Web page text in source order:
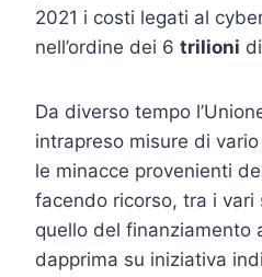
2021 i costi legati al
nell’ordine dei 6 trilioni
Da diverso tempo
intrapreso misure di
le minacce provenienti
facendo ricorso, tra i vari
quello del finanziamento
dapprima su iniziativa